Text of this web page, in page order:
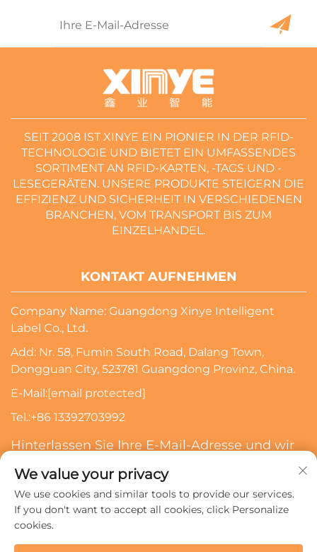
SEIT 2008 IST XINYE EIN PIONIER IN DER RFID-
TECHNOLOGIE UND BIETET EIN UMFASSENDES
SORTIMENT AN RFID-KARTEN, -TAGS UND -
LESEGERÄTEN. UNSERE PRODUKTE STEIGERN DIE
EFFIZIENZ UND SICHERHEIT IN VERSCHIEDENEN
BRANCHEN, VOM TRANSPORT BIS ZUM
EINZELHANDEL.
KONTAKT AUFNEHMEN
Company Name: Guangdong Xinye Intelligent
Label Co., Ltd.
Add: Nr. 58, Fumin South Road, Dalang Town,
Dongguan City, 523781 Guangdong Provinz, China.
E-Mail:[email protected]
Tel.:+86 13392703992
Hinterlassen Sie Ihre E-Mail-Adresse und wir
Abonnieren
We value your privacy
We use cookies and similar tools to provide our services.
If you don't want to accept all cookies, click Personalize
cookies.